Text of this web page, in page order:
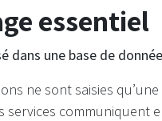
essentiel
dans une base de
ne sont saisies
services communiquent